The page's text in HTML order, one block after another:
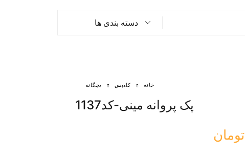
دسته بندی ها
خانه کلیپس بچگانه
پک پروانه مینی-کد1137
تومان